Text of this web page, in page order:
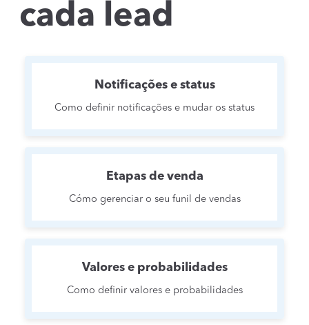
cada lead
Notificações e status
Como definir notificações e mudar os status
Etapas de venda
Cómo gerenciar o seu funil de vendas
Valores e probabilidades
Como definir valores e probabilidades